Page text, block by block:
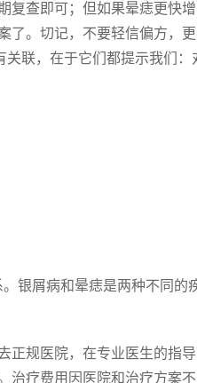
复查即可；但如果晕痣更快
了。切记，不要轻信偏方，
联，在于它们都提示我们
银屑病和晕痣是两种不同的
正规医院，在专业医生的指
治疗费用因医院和治疗方案